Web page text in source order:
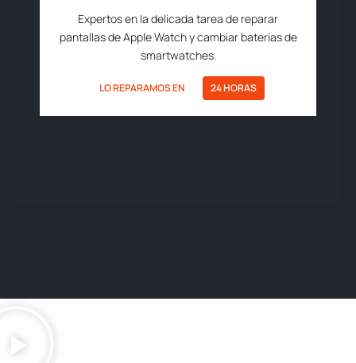
Expertos en la delicada tarea de reparar
pantallas de Apple Watch y cambiar baterías de
smartwatches.
LO REPARAMOS EN 24 HORAS